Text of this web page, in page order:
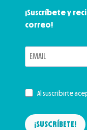
¡Suscríbete y
correo!
Al suscribirte
¡SUSCRÍBETE!